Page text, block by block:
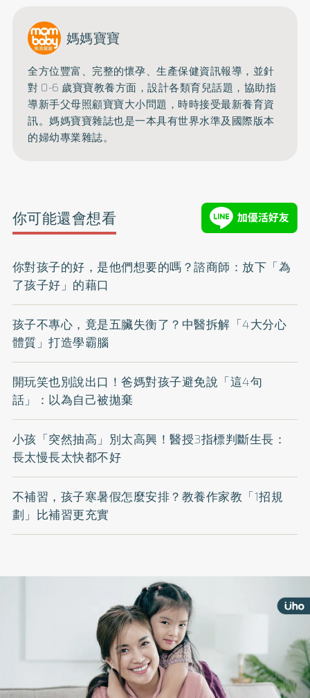
媽媽寶寶
全方位豐富、完整的懷孕、生產保健資訊報導，並針
對 0-6 歲寶寶教養方面，設計各類育兒話題，協助指
導新手父母照顧寶寶大小問題，時時接受最新養育資
訊。媽媽寶寶雜誌也是一本具有世界水準及國際版本
的婦幼專業雜誌。
你可能還會想看
你對孩子的好，是他們想要的嗎？諮商師：放下「為
了孩子好」的藉口
孩子不專心，竟是五臟失衡了？中醫拆解「4大分心
體質」打造學霸腦
開玩笑也別說出口！爸媽對孩子避免說「這4句
話」：以為自己被拋棄
小孩「突然抽高」別太高興！醫授3指標判斷生長：
長太慢長太快都不好
不補習，孩子寒暑假怎麼安排？教養作家教「1招規
劃」比補習更充實